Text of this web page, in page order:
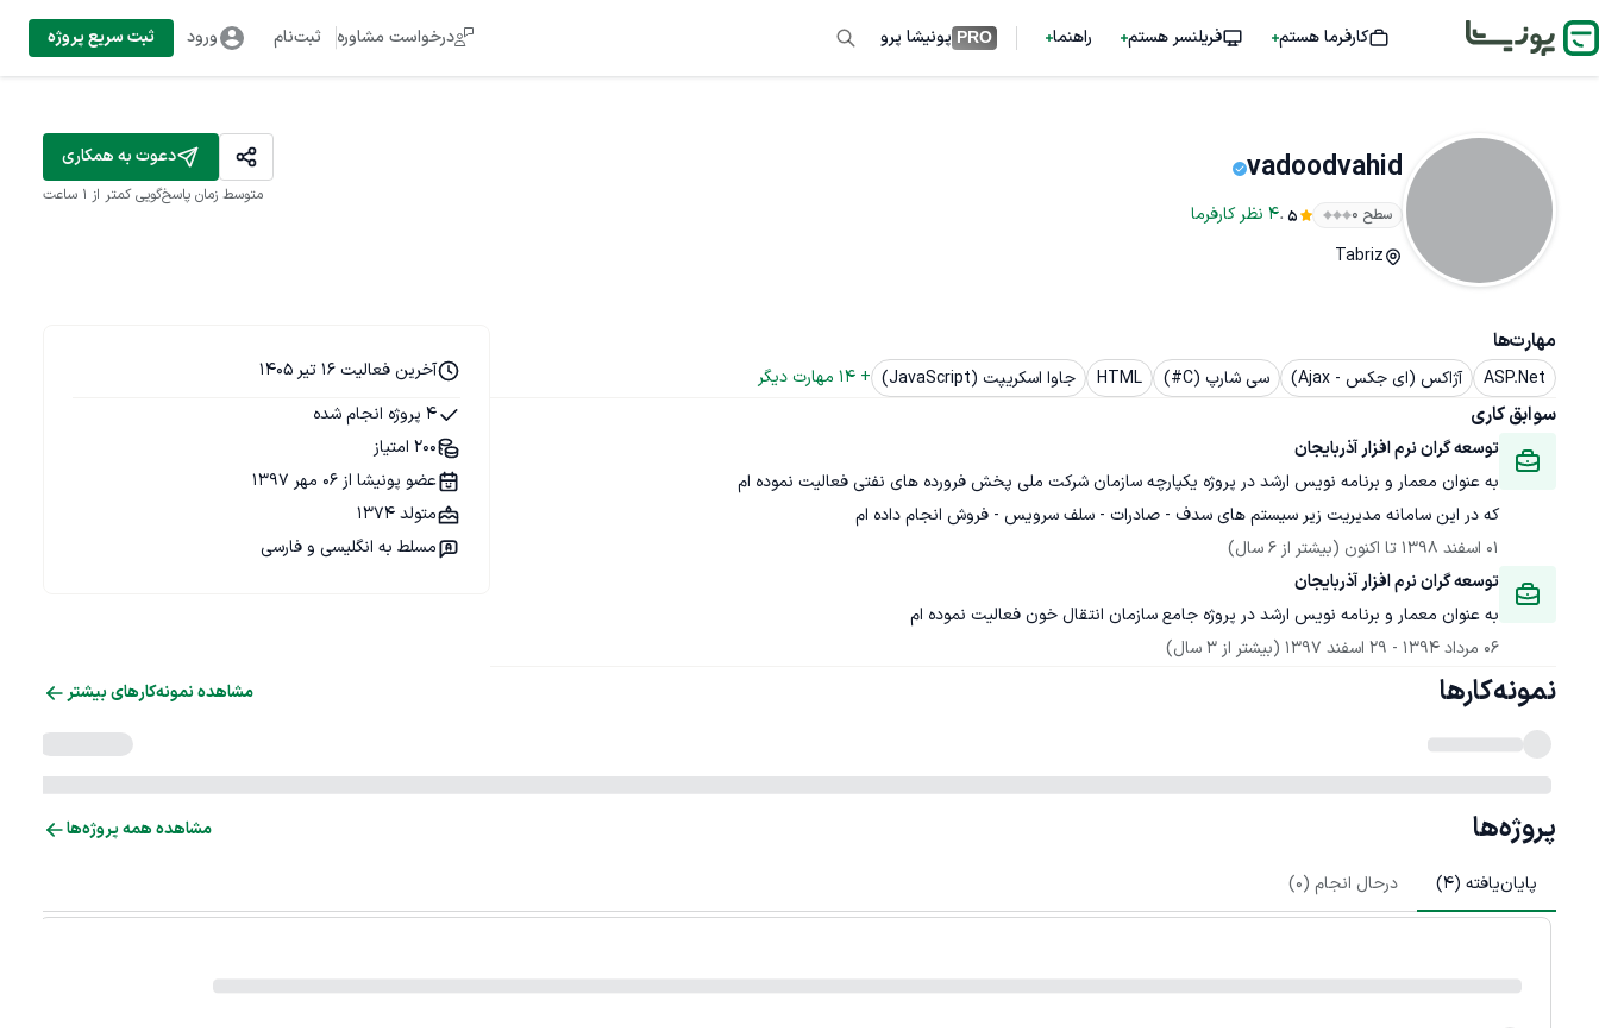
کارفرما هستم فریلنسر هستم راهنما PRO پونیشا پرو درخواست مشاوره ثبت‌نام ورود ثبت سریع پروژه
vadoodvahid
سطح ۰ 5
.
4 نظر کارفرما
Tabriz
دعوت به همکاری
متوسط زمان پاسخ‌گویی کمتر از 1 ساعت
مهارت‌ها
ASP.Net آژاکس (ای جکس - Ajax) سی شارپ (C#) HTML جاوا اسکریپت (JavaScript) +
14 مهارت دیگر
سوابق کاری
توسعه گران نرم افزار آذربایجان
که در این سامانه مدیریت زیر سیستم های سدف - صادرات - سلف سرویس - فروش انجام داده ام
01 اسفند 1398
تا اکنون (بیشتر از 6 سال)
توسعه گران نرم افزار آذربایجان
به عنوان معمار و برنامه نویس ارشد در پروژه جامع سازمان انتقال خون فعالیت نموده ام
06 مرداد 1394
- 29 اسفند 1397 (بیشتر از 3 سال)
آخرین فعالیت 16 تیر 1405
4 پروژه انجام شده
200 امتیاز
عضو پونیشا از 06 مهر 1397
متولد 1374
مسلط به انگلیسی و فارسی
نمونه‌کارها مشاهده نمونه‌کارهای بیشتر
پروژه‌ها مشاهده همه پروژه‌ها
پایان‌یافته (4
) درحال انجام (0
)